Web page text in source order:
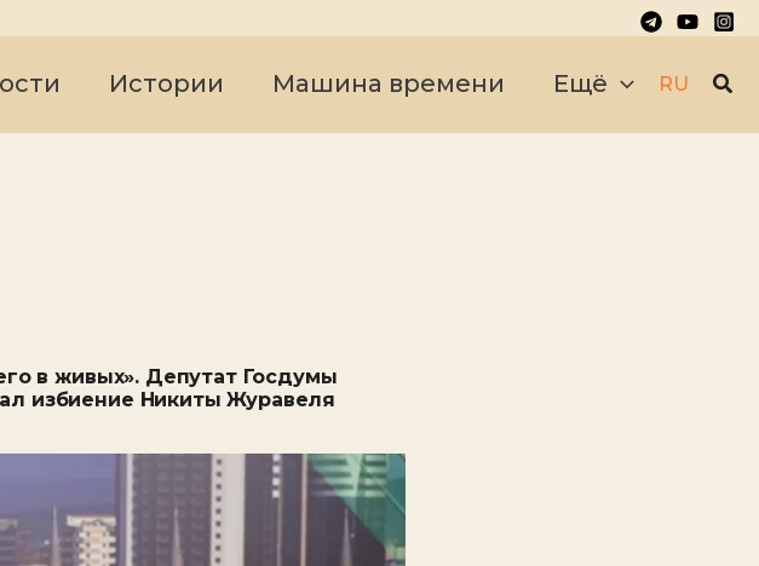
Истории Машина времени Ещё RU
в живых». Депутат Госдумы
избиение Никиты Журавеля